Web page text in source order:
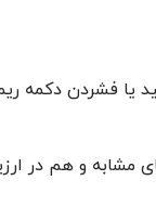
یا فشردن دکمه
مشابه و هم